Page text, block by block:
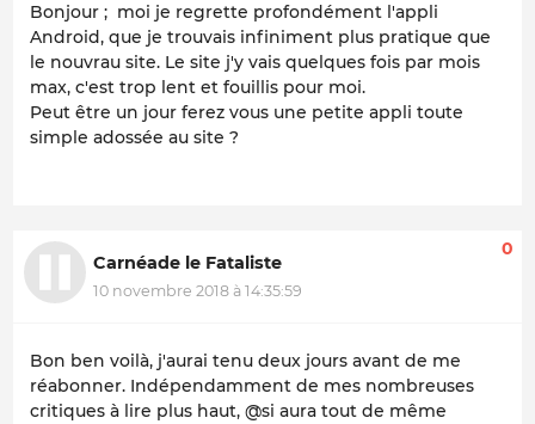
Bonjour ; moi je regrette profondément l'appli
Android, que je trouvais infiniment plus pratique que
le nouvrau site. Le site j'y vais quelques fois par mois
max, c'est trop lent et fouillis pour moi.
Peut être un jour ferez vous une petite appli toute
simple adossée au site ?
Carnéade le Fataliste
10 novembre 2018 à 14:35:59
0
Bon ben voilà, j'aurai tenu deux jours avant de me
réabonner. Indépendamment de mes nombreuses
critiques à lire plus haut, @si aura tout de même